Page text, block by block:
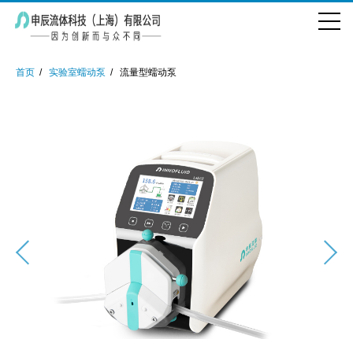
首页 实验室蠕动泵 流量型蠕动泵